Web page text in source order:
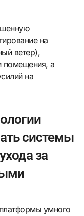
на
ветер),
помещения, а
на
системы
за
умного